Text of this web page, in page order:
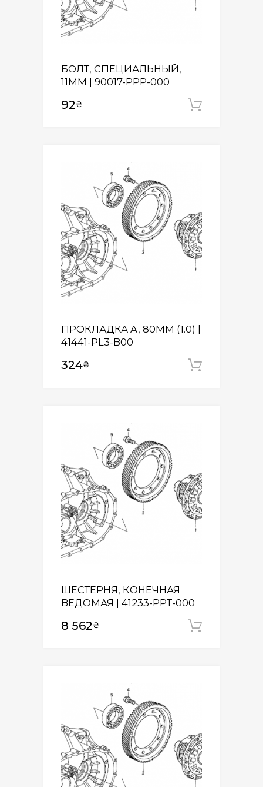
БОЛТ, СПЕЦИАЛЬНЫЙ,
11MM | 90017-PPP-000
92₴
ПРОКЛАДКА A, 80MM (1.0) |
41441-PL3-B00
324₴
ШЕСТЕРНЯ, КОНЕЧНАЯ
ВЕДОМАЯ | 41233-PPT-000
8 562₴